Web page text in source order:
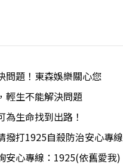
問題！東森娛樂關心您
輕生不能解決問題
為生命找到出路！
撥打1925自殺防治安心專線
安心專線：1925(依舊愛我)